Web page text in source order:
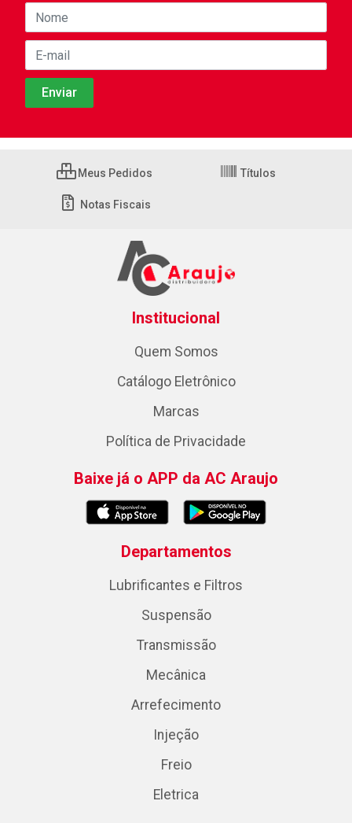
Meus Pedidos Títulos
Notas Fiscais
Institucional
Quem Somos
Catálogo Eletrônico
Marcas
Política de Privacidade
Baixe já o APP da AC Araujo
Departamentos
Lubrificantes e Filtros
Suspensão
Transmissão
Mecânica
Arrefecimento
Injeção
Freio
Eletrica